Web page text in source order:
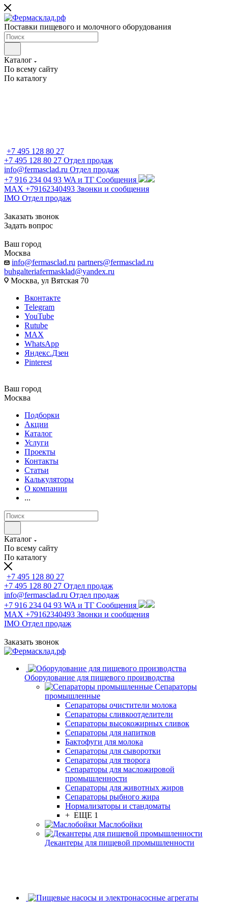
Поставки пищевого и молочного оборудования
Каталог
По всему сайту
По каталогу
+7 495 128 80 27
+7 495 128 80 27 Отдел продаж
info@fermasclad.ru Отдел продаж
+7 916 234 04 93 WA и ТГ Сообщения
MAX +79162340493 Звонки и сообщения
IMO Отдел продаж
Заказать звонок
Задать вопрос
Ваш город
Москва
info@fermasclad.ru partners@fermasclad.ru
buhgalteriafermasklad@yandex.ru
Москва, ул Вятская 70
Вконтакте
Telegram
YouTube
Rutube
MAX
WhatsApp
Яндекс.Дзен
Pinterest
Ваш город
Москва
Подборки
Акции
Каталог
Услуги
Проекты
Контакты
Статьи
Калькуляторы
О компании
...
Каталог
По всему сайту
По каталогу
+7 495 128 80 27
+7 495 128 80 27 Отдел продаж
info@fermasclad.ru Отдел продаж
+7 916 234 04 93 WA и ТГ Сообщения
MAX +79162340493 Звонки и сообщения
IMO Отдел продаж
Заказать звонок
Оборудование для пищевого производства
Сепараторы
промышленные
Сепараторы очистители молока
Сепараторы сливкоотделители
Сепараторы высокожирных сливок
Сепараторы для напитков
Бактофуги для молока
Сепараторы для сыворотки
Сепараторы для творога
Сепараторы для масложировой
промышленности
Сепараторы для животных жиров
Сепараторы рыбного жира
Нормализаторы и стандоматы
+ ЕЩЕ 1
Маслобойки
Декантеры для пищевой промышленности